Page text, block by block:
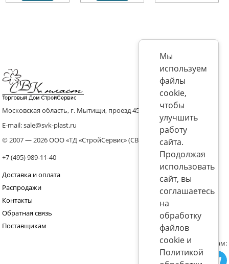
Московская область, г. Мытищи, проезд 4536 владение 8, стр.10
E-mail: sale@svk-plast.ru
© 2007 — 2026 ООО «ТД «СтройСервис» (СВК)
+7 (495) 989-11-40
Доставка и оплата
Распродажи
Контакты
Обратная связь
Поставщикам
Присоединяйтесь к нам:
Мы
используем
файлы
cookie,
чтобы
улучшить
работу
сайта.
Продолжая
использовать
сайт, вы
соглашаетесь
на
обработку
файлов
cookie и
Политикой